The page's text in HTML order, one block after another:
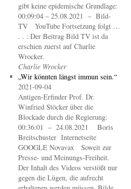
gibt keine epidemische Grundlage:
00:09:04 – 25.08.2021 – Bild-
TV YouTube Fortsetzung folgt …
. . : Der Beitrag Bild TV ist da
erschien zuerst auf Charlie
Wrocker.
Charlie Wrocker
„Wir könnten längst immun sein.“
2021-09-04
Antigen-Erfinder Prof. Dr.
Winfried Stöcker über die
Blockade durch die Regierung:
00:36:01 – 24.08.2021 Boris
Breitschuster Internetseite
GOOGLE Novavax Soweit zur
Presse- und Meinungs-Freiheit.
Der Inhalt des Videos verstößt nur
gegen die Lügen, die aufrecht